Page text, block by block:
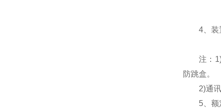
4、装
注：1)
防跳盒。
2)通讯
5、额